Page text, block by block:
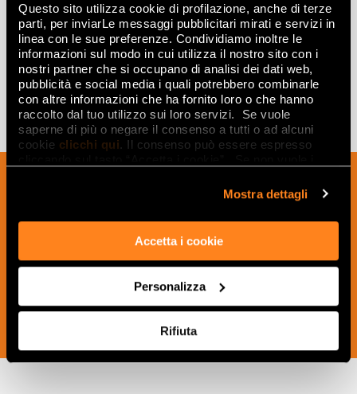
Questo sito utilizza cookie di profilazione, anche di terze
parti, per inviarLe messaggi pubblicitari mirati e servizi in
linea con le sue preferenze. Condividiamo inoltre le
informazioni sul modo in cui utilizza il nostro sito con i
nostri partner che si occupano di analisi dei dati web,
pubblicità e social media i quali potrebbero combinarle
con altre informazioni che ha fornito loro o che hanno
raccolto dal tuo utilizzo sui loro servizi. Se vuole
saperne di più o negare il consenso a tutti o ad alcuni
cookie clicchi qui. Il consenso può essere espresso
Mostra dettagli
Accetta i cookie
Personalizza
Rifiuta
FOSSIL SILVER INSERTO
25x75
recevoir les nouveautés, les mises à jour
et les idées créatives relatives au
monde des céramiques et du design
d'intérieur.
SOUSCRIVEZ MAINTENANT